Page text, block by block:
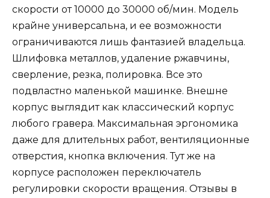
скорости от 10000 до 30000 об/мин. Модель
крайне универсальна, и ее возможности
ограничиваются лишь фантазией владельца.
Шлифовка металлов, удаление ржавчины,
сверление, резка, полировка. Все это
подвластно маленькой машинке. Внешне
корпус выглядит как классический корпус
любого гравера. Максимальная эргономика
даже для длительных работ, вентиляционные
отверстия, кнопка включения. Тут же на
корпусе расположен переключатель
регулировки скорости вращения. Отзывы в